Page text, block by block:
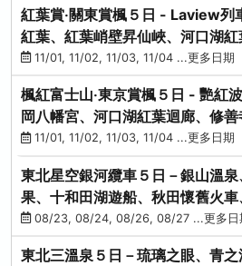
紅葉賞‧關東賞楓５日 - Laview列
紅葉、紅葉峭壁昇仙峽、河口湖
山、海鮮盛宴
11/01, 11/02, 11/03, 11/04 ...更多日期
楓紅富士山‧東京賞楓５日 - 艷紅
岡八幡宮、河口湖紅葉迴廊、修
船、熱海梅園
11/01, 11/02, 11/03, 11/04 ...更多日期
東北星空銀河纜車５日－銀山溫
果、十和田湖遊船、秋田懷舊火
美溪、螃蟹本家
08/23, 08/24, 08/26, 08/27 ...更多日
東北三溫泉５日－琉璃之眼、青